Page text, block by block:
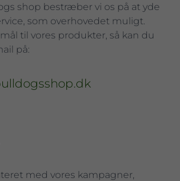
shop bestræber vi os på at yde
som overhovedet muligt.
til vores produkter, så kan du
på:
med vores kampagner,